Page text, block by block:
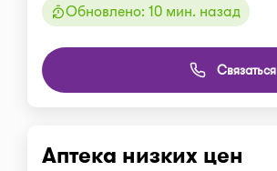
Обновлено: 10 мин. назад
Связаться
Аптека низких цен